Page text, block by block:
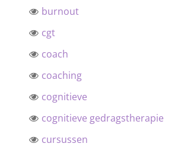
burnout
cgt
coach
coaching
cognitieve
cognitieve gedragstherapie
cursussen